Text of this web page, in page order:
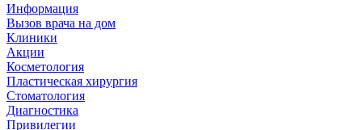
Информация
Вызов врача на дом
Клиники
Акции
Косметология
Пластическая хирургия
Стоматология
Диагностика
Привилегии